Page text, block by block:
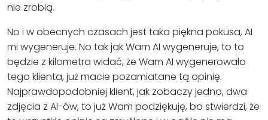
nie zrobią.
No i w obecnych czasach jest taka piękna pokusa, AI
mi wygeneruje. No tak jak Wam AI wygeneruje, to to
będzie z kilometra widać, że Wam AI wygenerowało
tego klienta, już macie pozamiatane tą opinię.
Najprawdopodobniej klient, jak zobaczy jedno, dwa
zdjęcia z AI-ów, to już Wam podziękuję, bo stwierdzi, że